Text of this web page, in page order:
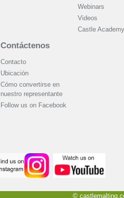
Webinars
Videos
Castle Academy
Contáctenos
Contacto
Ubicación
Cómo convertirse en
nuestro representante
Follow us on Facebook
©